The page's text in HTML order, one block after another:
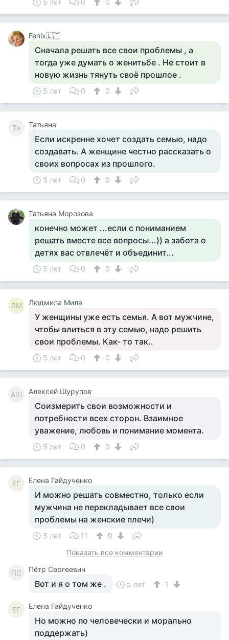
5 лет 0 0
Fenix🇱🇹
Сначала решать все свои проблемы , а
тогда уже думать о женитьбе . Не стоит в
новую жизнь тянуть своё прошлое .
5 лет 0 0
Та Татьяна
Если искренне хочет создать семью, надо
создавать. А женщине честно рассказать о
своих вопросах из прошлого.
5 лет 0 0
Татьяна Морозова
конечно может ...если с пониманием
решать вместе все вопросы...)) а забота о
детях вас отвлечёт и объединит...
5 лет 0 0
ЛМ Людмила Мила
У женщины уже есть семья. А вот мужчине,
чтобы влиться в эту семью, надо решить
свои проблемы. Как- то так..
5 лет 0 0
АШ Алексей Шурупов
Соизмерить свои возможности и
потребности всех сторон. Взаимное
уважение, любовь и понимание момента.
5 лет 0 0
ЕГ Елена Гайдученко
И можно решать совместно, только если
мужчина не перекладывает все свои
проблемы на женские плечи)
5 лет 11
0
Показать все комментарии
ПС Пётр Сергеевич
Вот и я о том же . 5 лет 1
ЕГ Елена Гайдученко
Но можно по человечески и морально
поддержать)